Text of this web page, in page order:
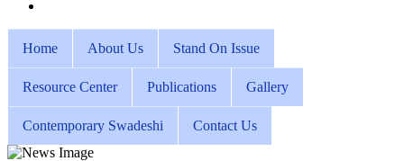
Home About Us Stand On Issue
Resource Center Publications Gallery
Contemporary Swadeshi Contact Us